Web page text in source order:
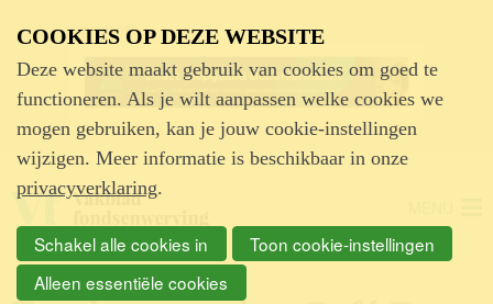
Advertentie
COOKIES OP DEZE WEBSITE
Deze website maakt gebruik van cookies om goed te
functioneren. Als je wilt aanpassen welke cookies we
mogen gebruiken, kan je jouw cookie-instellingen
wijzigen. Meer informatie is beschikbaar in onze
privacyverklaring.
Schakel alle cookies in
Toon cookie-instellingen
Alleen essentiële cookies